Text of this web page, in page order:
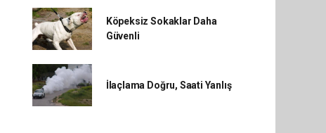
Köpeksiz Sokaklar Daha
Güvenli
İlaçlama Doğru, Saati Yanlış